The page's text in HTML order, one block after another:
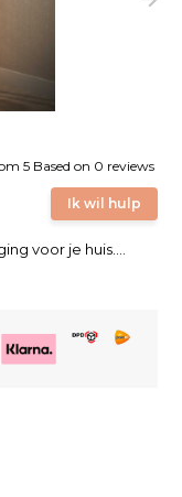
5 Based on 0 reviews
Ik wil hulp
voor je huis....